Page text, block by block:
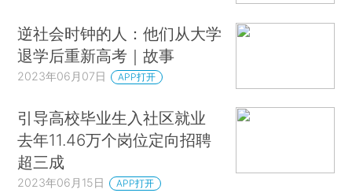
逆社会时钟的人：他们从大学
退学后重新高考｜故事
2023年06月07日 APP打开
引导高校毕业生入社区就业
去年11.46万个岗位定向招聘
超三成
2023年06月15日 APP打开